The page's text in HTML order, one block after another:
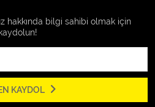
hakkında bilgi sahibi olmak için
kaydolun!
KAYDOL